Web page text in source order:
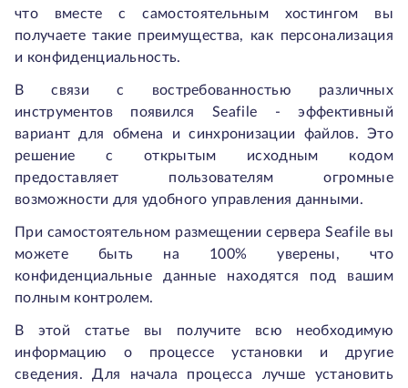
что вместе с самостоятельным хостингом вы
получаете такие преимущества, как персонализация
и конфиденциальность.
В связи с востребованностью различных
инструментов появился Seafile - эффективный
вариант для обмена и синхронизации файлов. Это
решение с открытым исходным кодом
предоставляет пользователям огромные
возможности для удобного управления данными.
При самостоятельном размещении сервера Seafile вы
можете быть на 100% уверены, что
конфиденциальные данные находятся под вашим
полным контролем.
В этой статье вы получите всю необходимую
информацию о процессе установки и другие
сведения. Для начала процесса лучше установить